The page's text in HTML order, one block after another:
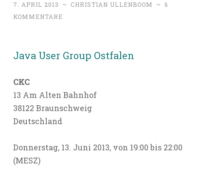
7. APRIL 2013 ~ CHRISTIAN ULLENBOOM ~
6
KOMMENTARE
Java User Group Ostfalen
CKC
13 Am Alten Bahnhof
38122 Braunschweig
Deutschland
Donnerstag, 13. Juni 2013, von 19:00 bis 22:00
(MESZ)